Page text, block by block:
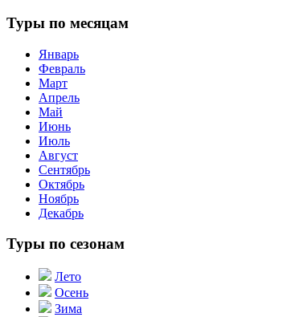
Туры по месяцам
Январь
Февраль
Март
Апрель
Май
Июнь
Июль
Август
Сентябрь
Октябрь
Ноябрь
Декабрь
Туры по сезонам
Лето
Осень
Зима